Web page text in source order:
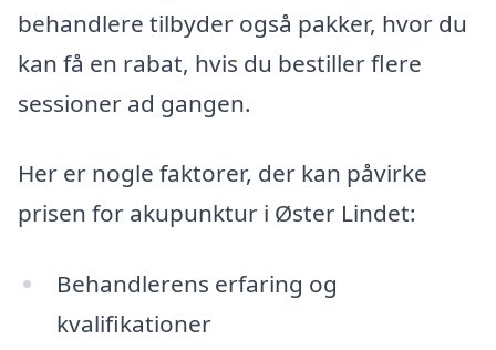
behandlere tilbyder også pakker, hvor du
kan få en rabat, hvis du bestiller flere
sessioner ad gangen.
Her er nogle faktorer, der kan påvirke
prisen for akupunktur i Øster Lindet:
Behandlerens erfaring og
kvalifikationer